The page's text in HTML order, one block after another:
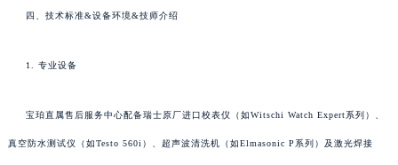
四、技术标准&设备环境&技师介绍
1. 专业设备
宝珀直属售后服务中心配备瑞士原厂进口校表仪（如Witschi Watch Expert系列）、
真空防水测试仪（如Testo 560i）、超声波清洗机（如Elmasonic P系列）及激光焊接